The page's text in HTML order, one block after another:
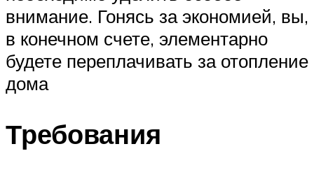
внимание. Гонясь за экономией, вы,
в конечном счете, элементарно
будете переплачивать за отопление
дома
Требования